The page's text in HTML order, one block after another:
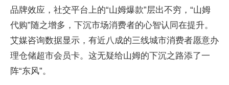
品牌效应，社交平台上的“山姆爆款”层出不穷，“山姆
代购”随之增多，下沉市场消费者的心智认同在提升。
艾媒咨询数据显示，有近八成的三线城市消费者愿意办
理仓储超市会员卡。这无疑给山姆的下沉之路添了一
阵“东风”。